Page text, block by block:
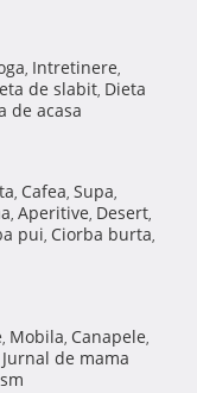
, Intretinere,
de slabit, Dieta
de acasa
, Cafea, Supa,
, Aperitive, Desert,
pui, Ciorba burta,
, Mobila, Canapele,
Jurnal de mama